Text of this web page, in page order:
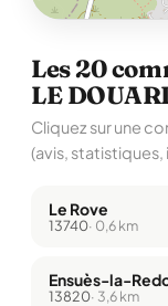
Les 20
LE
Cliquez sur une
(avis,
Le Rove
13740· 0,6 km
Ensuès-la-
13820· 3,6 km